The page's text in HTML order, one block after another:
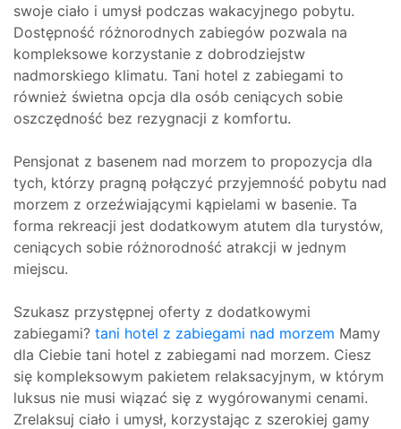
swoje ciało i umysł podczas wakacyjnego pobytu.
Dostępność różnorodnych zabiegów pozwala na
kompleksowe korzystanie z dobrodziejstw
nadmorskiego klimatu. Tani hotel z zabiegami to
również świetna opcja dla osób ceniących sobie
oszczędność bez rezygnacji z komfortu.
Pensjonat z basenem nad morzem to propozycja dla
tych, którzy pragną połączyć przyjemność pobytu nad
morzem z orzeźwiającymi kąpielami w basenie. Ta
forma rekreacji jest dodatkowym atutem dla turystów,
ceniących sobie różnorodność atrakcji w jednym
miejscu.
Szukasz przystępnej oferty z dodatkowymi
zabiegami? tani hotel z zabiegami nad morzem Mamy
dla Ciebie tani hotel z zabiegami nad morzem. Ciesz
się kompleksowym pakietem relaksacyjnym, w którym
luksus nie musi wiązać się z wygórowanymi cenami.
Zrelaksuj ciało i umysł, korzystając z szerokiej gamy